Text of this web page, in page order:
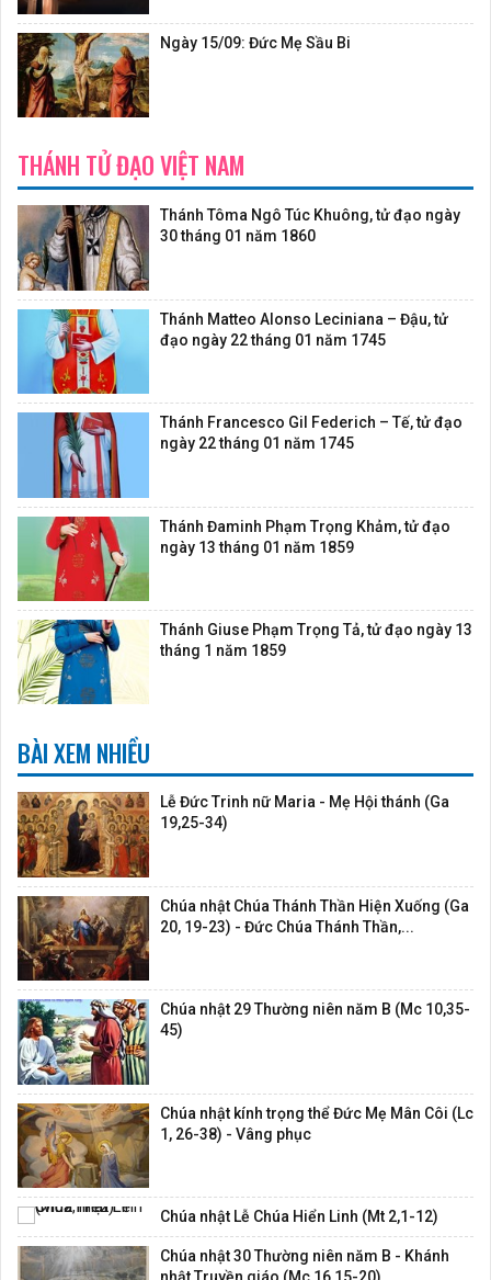
Ngày 15/09: Đức Mẹ Sầu Bi
THÁNH TỬ ĐẠO VIỆT NAM
Thánh Tôma Ngô Túc Khuông, tử đạo ngày
30 tháng 01 năm 1860
Thánh Matteo Alonso Leciniana – Đậu, tử
đạo ngày 22 tháng 01 năm 1745
Thánh Francesco Gil Federich – Tế, tử đạo
ngày 22 tháng 01 năm 1745
Thánh Đaminh Phạm Trọng Khảm, tử đạo
ngày 13 tháng 01 năm 1859
Thánh Giuse Phạm Trọng Tả, tử đạo ngày 13
tháng 1 năm 1859
BÀI XEM NHIỀU
Lễ Đức Trinh nữ Maria - Mẹ Hội thánh (Ga
19,25-34)
Chúa nhật Chúa Thánh Thần Hiện Xuống (Ga
20, 19-23) - Đức Chúa Thánh Thần,...
Chúa nhật 29 Thường niên năm B (Mc 10,35-
45)
Chúa nhật kính trọng thể Đức Mẹ Mân Côi (Lc
1, 26-38) - Vâng phục
Chúa nhật Lễ Chúa Hiển Linh (Mt 2,1-12)
Chúa nhật 30 Thường niên năm B - Khánh